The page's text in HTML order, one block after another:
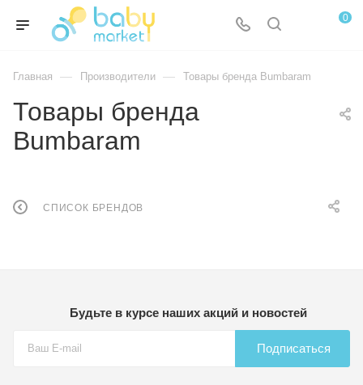
0
Главная — Производители — Товары бренда Bumbaram
Товары бренда
Bumbaram
СПИСОК БРЕНДОВ
Будьте в курсе наших акций и новостей
Подписаться